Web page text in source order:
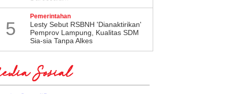
5
Pemerintahan
Lesty Sebut RSBNH 'Dianaktirikan'
Pemprov Lampung, Kualitas SDM
Sia-sia Tanpa Alkes
Sosial